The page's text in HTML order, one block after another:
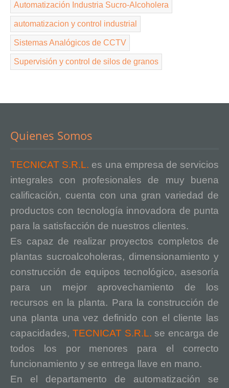
Automatización Industria Sucro-Alcoholera
automatizacion y control industrial
Sistemas Analógicos de CCTV
Supervisión y control de silos de granos
Quienes Somos
TECNICAT S.R.L. es una empresa de servicios
integrales con profesionales de muy buena
calificación, cuenta con una gran variedad de
productos con tecnología innovadora de punta
para la satisfacción de nuestros clientes.
Es capaz de realizar proyectos completos de
plantas sucroalcoholeras, dimensionamiento y
construcción de equipos tecnológico, asesoría
para un mejor aprovechamiento de los
recursos en la planta. Para la construcción de
una planta una vez definido con el cliente las
capacidades, TECNICAT S.R.L. se encarga de
todos los por menores para el correcto
funcionamiento y se entrega llave en mano.
En el departamento de automatización se